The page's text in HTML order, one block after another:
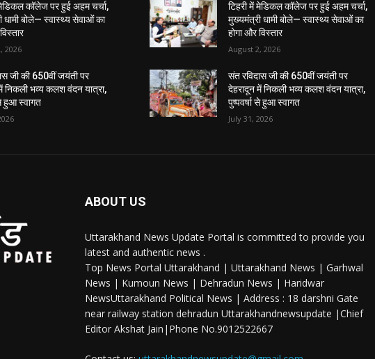
कॉलेज पर हुई अहम चर्चा,
धामी बोले— स्वास्थ्य सेवाओं का
2026
जी की 650वीं जयंती पर
निकली भव्य कलश वंदन यात्रा,
हुआ स्वागत
टिहरी में मेडिकल कॉलेज पर हुई अहम चर्चा,
मुख्यमंत्री धामी बोले— स्वास्थ्य सेवाओं का
होगा और विस्तार
August 2, 2026
संत रविदास जी की 650वीं जयंती पर
देहरादून में निकली भव्य कलश वंदन यात्रा,
पुष्पवर्षा से हुआ स्वागत
July 31, 2026
ABOUT US
Uttarakhand News Update Portal is committed to provide you
latest and authentic news .
Top News Portal Uttarakhand | Uttarakhand News | Garhwal
News | Kumoun News | Dehradun News | Haridwar
NewsUttarakhand Political News | Address : 18 darshni Gate
near railway station dehradun Uttarakhandnewsupdate |Chief
Editor Akshat Jain|Phone No.9012522667